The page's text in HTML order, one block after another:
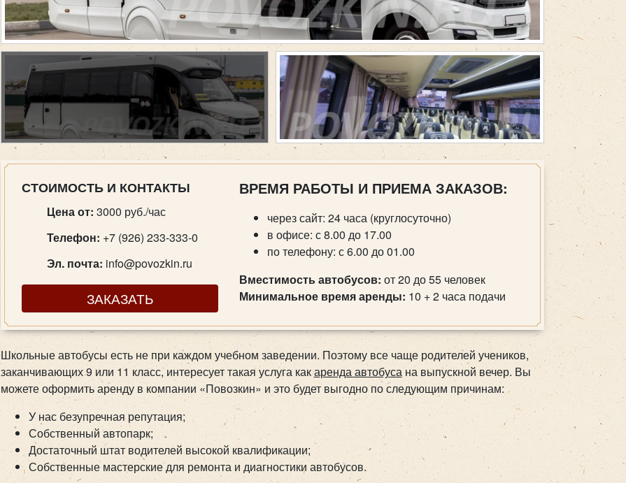
СТОИМОСТЬ И КОНТАКТЫ
Цена от: 3000 руб./час
Телефон: +7 (926) 233-333-0
Эл. почта: info@povozkin.ru
ЗАКАЗАТЬ
ВРЕМЯ РАБОТЫ И ПРИЕМА ЗАКАЗОВ:
через сайт: 24 часа (круглосуточно)
в офисе: с 8.00 до 17.00
по телефону: с 6.00 до 01.00
Вместимость автобусов: от 20 до 55 человек
Минимальное время аренды: 10 + 2 часа подачи
Школьные автобусы есть не при каждом учебном заведении. Поэтому все чаще родителей учеников,
заканчивающих 9 или 11 класс, интересует такая услуга какаренда автобуса на выпускной вечер. Вы
можете оформить аренду в компании «Повозкин» и это будет выгодно по следующим причинам:
У нас безупречная репутация;
Собственный автопарк;
Достаточный штат водителей высокой квалификации;
Собственные мастерские для ремонта и диагностики автобусов.